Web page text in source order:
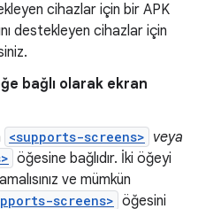
cihazlar için bir APK
destekleyen cihazlar için
bağlı olarak ekran
<supports-screens> veya
öğesine bağlıdır. İki öğeyi
ve mümkün
screens> öğesini